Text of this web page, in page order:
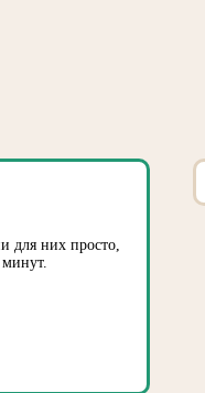
для них просто,